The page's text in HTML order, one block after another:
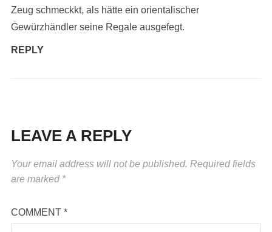
Zeug schmeckkt, als hätte ein orientalischer
Gewürzhändler seine Regale ausgefegt.
REPLY
LEAVE A REPLY
Your email address will not be published. Required fields
are marked *
COMMENT *